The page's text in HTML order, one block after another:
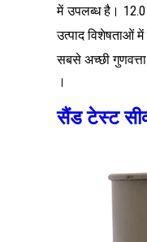
में उपलब्ध है। 12.0
उत्पाद विशेषताओं
सबसे अच्छी
।
सैंड टेस्ट